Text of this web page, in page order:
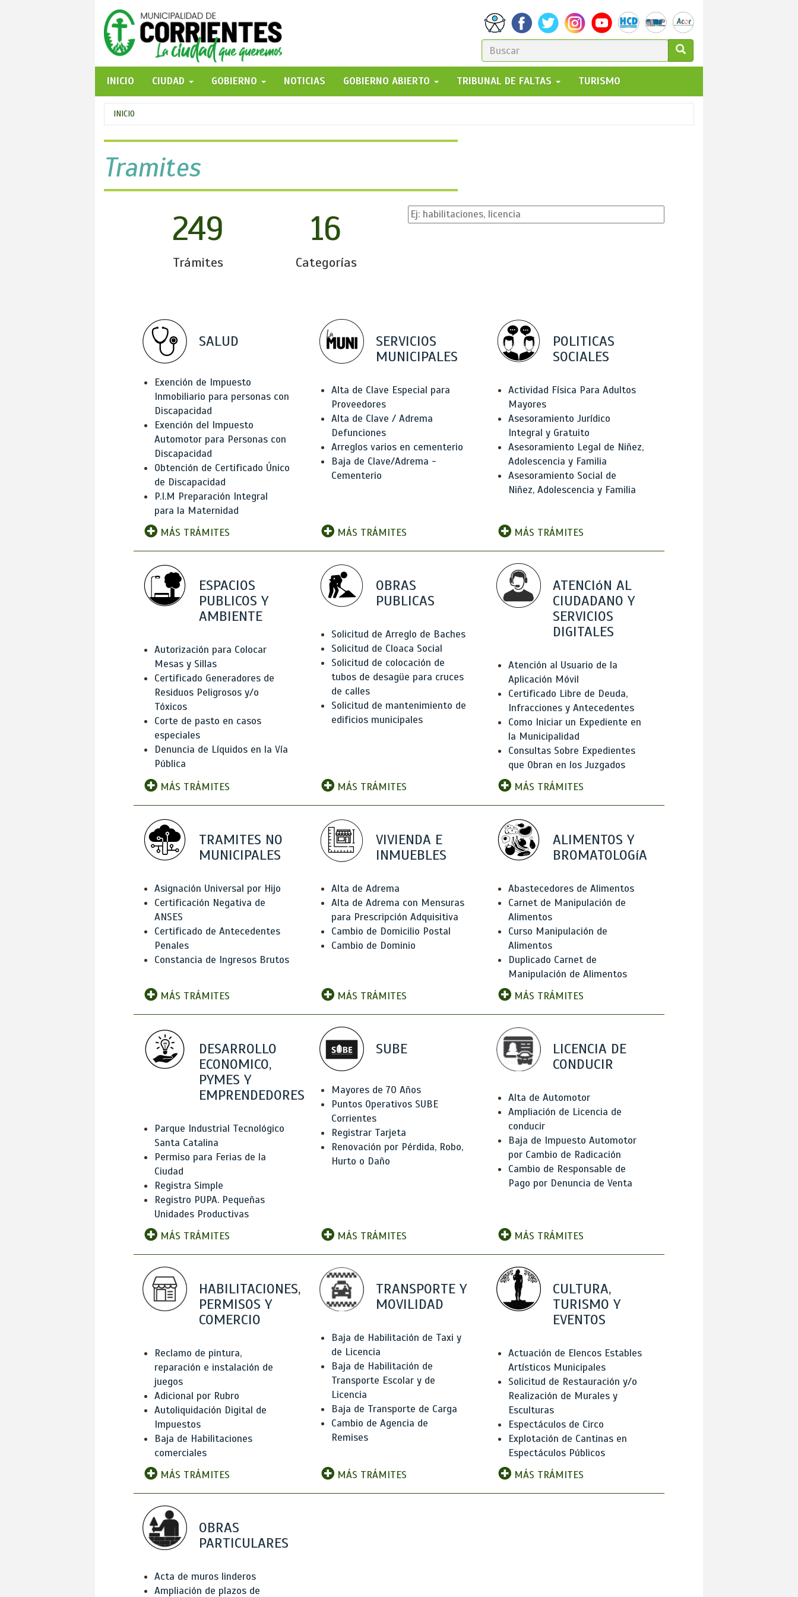
FORMULARIO
DE
BÚSQUEDA
GO!
INICIO
CIUDAD GOBIERNO NOTICIAS GOBIERNO ABIERTO TRIBUNAL DE FALTAS TURISMO
Se
encuentra
usted
aquí
INICIO
Tramites
249
Trámites
16
Categorías
SALUD
Exención de Impuesto
Inmobiliario para personas con
Discapacidad
Exención del Impuesto
Automotor para Personas con
Discapacidad
Obtención de Certificado Único
de Discapacidad
P.I.M Preparación Integral
para la Maternidad
MÁS TRÁMITES
SERVICIOS
MUNICIPALES
Alta de Clave Especial para
Proveedores
Alta de Clave / Adrema
Defunciones
Arreglos varios en cementerio
Baja de Clave/Adrema -
Cementerio
MÁS TRÁMITES
POLITICAS
SOCIALES
Actividad Física Para Adultos
Mayores
Asesoramiento Jurídico
Integral y Gratuito
Asesoramiento Legal de Niñez,
Adolescencia y Familia
Asesoramiento Social de
Niñez, Adolescencia y Familia
MÁS TRÁMITES
ESPACIOS
PUBLICOS Y
AMBIENTE
Autorización para Colocar
Mesas y Sillas
Certificado Generadores de
Residuos Peligrosos y/o
Tóxicos
Corte de pasto en casos
especiales
Denuncia de Líquidos en la Vía
Pública
MÁS TRÁMITES
OBRAS
PUBLICAS
Solicitud de Arreglo de Baches
Solicitud de Cloaca Social
Solicitud de colocación de
tubos de desagüe para cruces
de calles
Solicitud de mantenimiento de
edificios municipales
MÁS TRÁMITES
ATENCIóN AL
CIUDADANO Y
SERVICIOS
DIGITALES
Atención al Usuario de la
Aplicación Móvil
Certificado Libre de Deuda,
Infracciones y Antecedentes
Como Iniciar un Expediente en
la Municipalidad
Consultas Sobre Expedientes
que Obran en los Juzgados
MÁS TRÁMITES
TRAMITES NO
MUNICIPALES
Asignación Universal por Hijo
Certificación Negativa de
ANSES
Certificado de Antecedentes
Penales
Constancia de Ingresos Brutos
MÁS TRÁMITES
VIVIENDA E
INMUEBLES
Alta de Adrema
Alta de Adrema con Mensuras
para Prescripción Adquisitiva
Cambio de Domicilio Postal
Cambio de Dominio
MÁS TRÁMITES
ALIMENTOS Y
BROMATOLOGíA
Abastecedores de Alimentos
Carnet de Manipulación de
Alimentos
Curso Manipulación de
Alimentos
Duplicado Carnet de
Manipulación de Alimentos
MÁS TRÁMITES
DESARROLLO
ECONOMICO,
PYMES Y
EMPRENDEDORES
Parque Industrial Tecnológico
Santa Catalina
Permiso para Ferias de la
Ciudad
Registra Simple
Registro PUPA. Pequeñas
Unidades Productivas
MÁS TRÁMITES
SUBE
Mayores de 70 Años
Puntos Operativos SUBE
Corrientes
Registrar Tarjeta
Renovación por Pérdida, Robo,
Hurto o Daño
MÁS TRÁMITES
LICENCIA DE
CONDUCIR
Alta de Automotor
Ampliación de Licencia de
conducir
Baja de Impuesto Automotor
por Cambio de Radicación
Cambio de Responsable de
Pago por Denuncia de Venta
MÁS TRÁMITES
HABILITACIONES,
PERMISOS Y
COMERCIO
Reclamo de pintura,
reparación e instalación de
juegos
Adicional por Rubro
Autoliquidación Digital de
Impuestos
Baja de Habilitaciones
comerciales
MÁS TRÁMITES
TRANSPORTE Y
MOVILIDAD
Baja de Habilitación de Taxi y
de Licencia
Baja de Habilitación de
Transporte Escolar y de
Licencia
Baja de Transporte de Carga
Cambio de Agencia de
Remises
MÁS TRÁMITES
CULTURA,
TURISMO Y
EVENTOS
Actuación de Elencos Estables
Artísticos Municipales
Solicitud de Restauración y/o
Realización de Murales y
Esculturas
Espectáculos de Circo
Explotación de Cantinas en
Espectáculos Públicos
MÁS TRÁMITES
OBRAS
PARTICULARES
Acta de muros linderos
Ampliación de plazos de